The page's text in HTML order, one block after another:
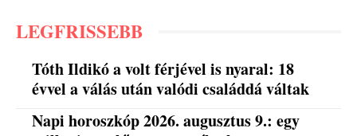
LEGFRISSEBB
Tóth Ildikó a volt férjével is nyaral: 18
évvel a válás után valódi családdá váltak
Napi horoszkóp 2026. augusztus 9.: egy